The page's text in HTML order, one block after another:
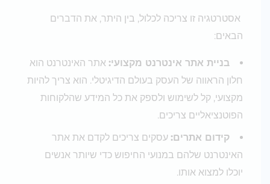
אסטרטגיה זו צריכה לכלול, בין היתר, את הדברים
הבאים:
בניית אתר אינטרנט מקצועי:אתר האינטרנט הוא
חלון הראווה של העסק בעולם הדיגיטלי. הוא צריך להיות
מקצועי, קל לשימוש ולספק את כל המידע שהלקוחות
הפוטנציאליים צריכים.
קידום אתרים:עסקים צריכים לקדם את אתר
האינטרנט שלהם במנועי החיפוש כדי שיותר אנשים
יוכלו למצוא אותו.